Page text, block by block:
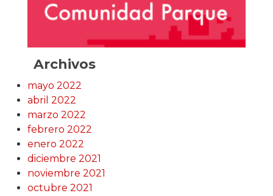
Archivos
mayo 2022
abril 2022
marzo 2022
febrero 2022
enero 2022
diciembre 2021
noviembre 2021
octubre 2021